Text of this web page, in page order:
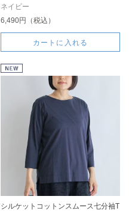
ネイビー
6,490円（税込）
カートに入れる
シルケットコットンスムース七分袖T